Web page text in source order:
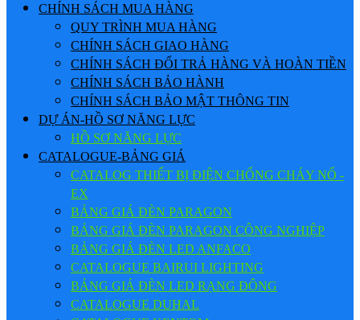
CHÍNH SÁCH MUA HÀNG
QUY TRÌNH MUA HÀNG
CHÍNH SÁCH GIAO HÀNG
CHÍNH SÁCH ĐỔI TRẢ HÀNG VÀ HOÀN TIỀN
CHÍNH SÁCH BẢO HÀNH
CHÍNH SÁCH BẢO MẬT THÔNG TIN
DỰ ÁN-HỒ SƠ NĂNG LỰC
HỒ SƠ NĂNG LỰC
CATALOGUE-BẢNG GIÁ
CATALOG THIẾT BỊ ĐIỆN CHỐNG CHÁY NỔ -
EX
BẢNG GIÁ ĐÈN PARAGON
BẢNG GIÁ ĐÈN PARAGON CÔNG NGHIỆP
BẢNG GIÁ ĐÈN LED ANFACO
CATALOGUE BAIRUI LIGHTING
BẢNG GIÁ ĐÈN LED RẠNG ĐÔNG
CATALOGUE DUHAL